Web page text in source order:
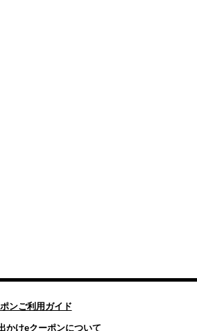
ンご利用ガイド
かけeクーポンについて